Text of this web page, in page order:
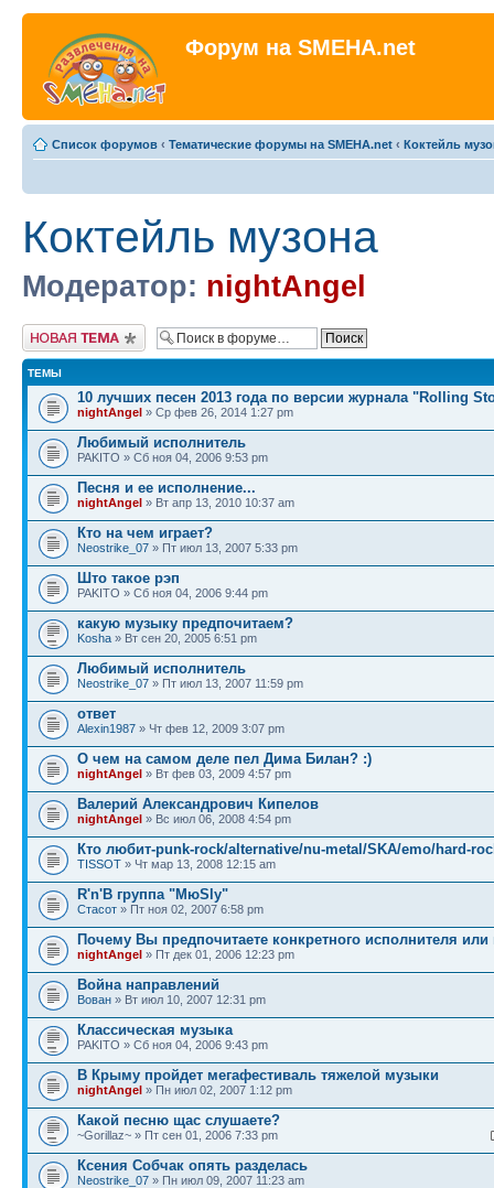
Форум на SMEHA.net
Список форумов ‹ Тематические форумы на SMEHA.net ‹ Коктейль
Коктейль музона
Модератор: nightAngel
Новая тема
ТЕМЫ
10 лучших песен 2013 года по версии журнала "Rolling
nightAngel » Ср фев 26, 2014 1:27 pm
Любимый исполнитель
PAKITO » Сб ноя 04, 2006 9:53 pm
Песня и ее исполнение...
nightAngel » Вт апр 13, 2010 10:37 am
Кто на чем играет?
Neostrike_07 » Пт июл 13, 2007 5:33 pm
Што такое рэп
PAKITO » Сб ноя 04, 2006 9:44 pm
какую музыку предпочитаем?
Kosha » Вт сен 20, 2005 6:51 pm
Любимый исполнитель
Neostrike_07 » Пт июл 13, 2007 11:59 pm
ответ
Alexin1987 » Чт фев 12, 2009 3:07 pm
О чем на самом деле пел Дима Билан? :)
nightAngel » Вт фев 03, 2009 4:57 pm
Валерий Александрович Кипелов
nightAngel » Вс июл 06, 2008 4:54 pm
Кто любит-punk-rock/alternative/nu-metal/SKA/emo/hard-
TISSOT » Чт мар 13, 2008 12:15 am
R'n'B группа "МюSly"
Стасот » Пт ноя 02, 2007 6:58 pm
Почему Вы предпочитаете конкретного исполнителя
nightAngel » Пт дек 01, 2006 12:23 pm
Война направлений
Вован » Вт июл 10, 2007 12:31 pm
Классическая музыка
PAKITO » Сб ноя 04, 2006 9:43 pm
В Крыму пройдет мегафестиваль тяжелой музыки
nightAngel » Пн июл 02, 2007 1:12 pm
Какой песню щас слушаете?
~Gorillaz~ » Пт сен 01, 2006 7:33 pm
Ксения Собчак опять разделась
Neostrike_07 » Пн июл 09, 2007 11:23 am